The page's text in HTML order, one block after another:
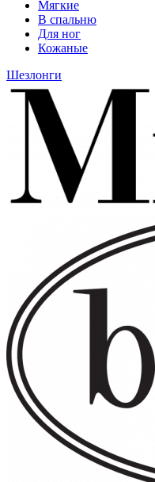
Мягкие
В спальню
Для ног
Кожаные
Шезлонги